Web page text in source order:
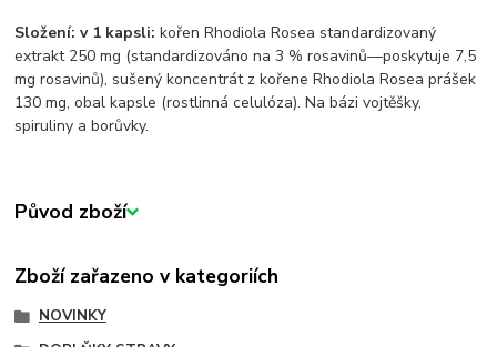
Složení: v 1 kapsli: kořen Rhodiola Rosea standardizovaný
extrakt 250 mg (standardizováno na 3 % rosavinů—poskytuje 7,5
mg rosavinů), sušený koncentrát z kořene Rhodiola Rosea prášek
130 mg, obal kapsle (rostlinná celulóza). Na bázi vojtěšky,
spiruliny a borůvky.
Původ zboží
Zboží zařazeno v kategoriích
NOVINKY